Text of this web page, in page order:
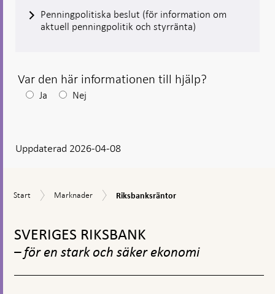
Penningpolitiska beslut (för information om
aktuell penningpolitik och styrränta)
Var den här informationen till hjälp?
Efter
visas
Ja Nej
Uppdaterad 2026-04-08
Start
Start Marknader
Marknader Riksbanksräntor
Riksbanksräntor
toppnavigation
SVERIGES RIKSBANK
– för en stark och säker ekonomi